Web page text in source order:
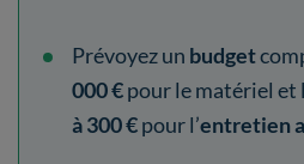
Prévoyez un budget
000 €pour le matériel et
à 300 €pour l’entretien